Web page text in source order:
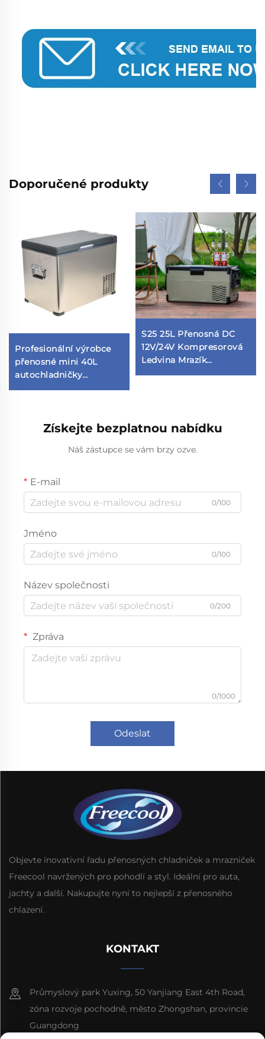
Doporučené produkty
Profesionální výrobce
přenosné mini 40L
autochladničky
Elektronické ovládání
materiál
S25 25L Přenosná DC
12V/24V Kompresorová
Ledvina Mrazík
Elektrický US Zásuvka
(RV), Domově, Hotelu
Získejte bezplatnou nabídku
Náš zástupce se vám brzy ozve.
E-mail
0/100
Jméno
0/100
Název společnosti
0/200
Zpráva
0/1000
Odeslat
Objevte inovativní řadu přenosných chladniček a mrazniček
Freecool navržených pro pohodlí a styl. Ideální pro auta,
jachty a další. Nakupujte nyní to nejlepší z přenosného
chlazení.
KONTAKT
Průmyslový park Yuxing, 50 Yanjiang East 4th Road,
zóna rozvoje pochodně, město Zhongshan, provincie
Guangdong